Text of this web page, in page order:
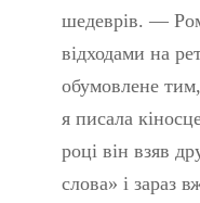
шедеврів. —
відходами на
обумовлене
я писала
році він взяв
слова» і зараз